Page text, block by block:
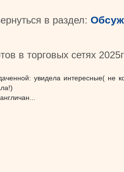
в раздел:
в торговых сетях 2025г
увидела интересные( не